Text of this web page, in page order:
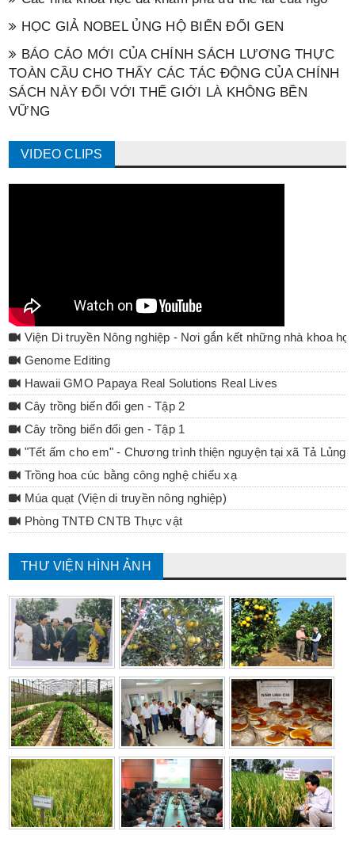
HỌC GIẢ NOBEL ỦNG HỘ BIẾN ĐỔI GEN
BÁO CÁO MỚI CỦA CHÍNH SÁCH LƯƠNG THỰC
TOÀN CẦU CHO THẤY CÁC TÁC ĐỘNG CỦA CHÍNH
SÁCH NÀY ĐỐI VỚI THẾ GIỚI LÀ KHÔNG BỀN
VỮNG
VIDEO CLIPS
Viện Di truyền Nông nghiệp - Nơi gắn kết những nhà khoa học
Genome Editing
Hawaii GMO Papaya Real Solutions Real Lives
Cây trồng biến đổi gen - Tập 2
Cây trồng biến đổi gen - Tập 1
"Tết ấm cho em" - Chương trình thiện nguyện tại xã Tả Lủng
Trồng hoa cúc bằng công nghệ chiếu xạ
Múa quạt (Viện di truyền nông nghiệp)
Phòng TNTĐ CNTB Thực vật
THƯ VIỆN HÌNH ẢNH